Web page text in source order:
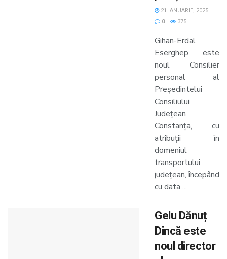
21 IANUARIE, 2025
0
375
Gihan-Erdal
Eserghep este
noul Consilier
personal al
Președintelui
Consiliului
Județean
Constanța, cu
atribuții în
domeniul
transportului
județean, începând
cu data ...
Gelu Dănuț
Dincă este
noul director